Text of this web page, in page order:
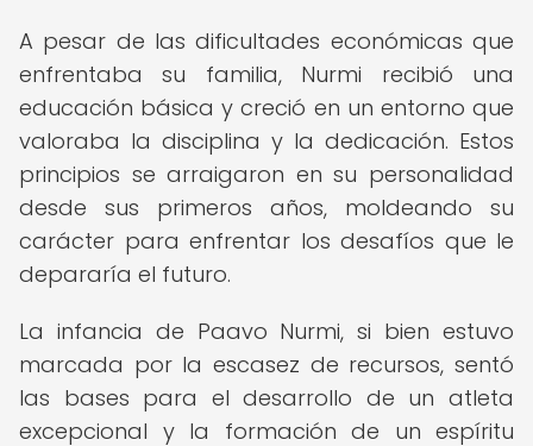
A pesar de las dificultades económicas que
enfrentaba su familia, Nurmi recibió una
educación básica y creció en un entorno que
valoraba la disciplina y la dedicación. Estos
principios se arraigaron en su personalidad
desde sus primeros años, moldeando su
carácter para enfrentar los desafíos que le
depararía el futuro.
La infancia de Paavo Nurmi, si bien estuvo
marcada por la escasez de recursos, sentó
las bases para el desarrollo de un atleta
excepcional y la formación de un espíritu